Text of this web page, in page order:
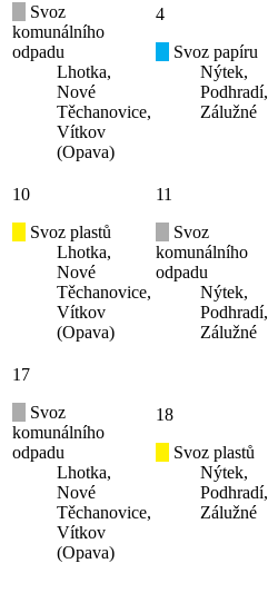
Svoz
komunálního
odpadu
Lhotka,
Nové
Těchanovice,
Vítkov
(Opava)
4
Svoz papíru
Nýtek,
Podhradí,
Zálužné
10
Svoz plastů
Lhotka,
Nové
Těchanovice,
Vítkov
(Opava)
11
Svoz
komunálního
odpadu
Nýtek,
Podhradí,
Zálužné
17
Svoz
komunálního
odpadu
Lhotka,
Nové
Těchanovice,
Vítkov
(Opava)
18
Svoz plastů
Nýtek,
Podhradí,
Zálužné